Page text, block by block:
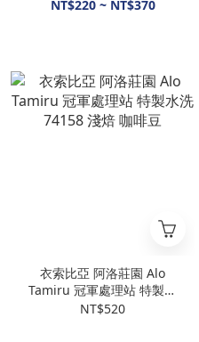
NT$220 ~ NT$370
衣索比亞 阿洛莊園 Alo
Tamiru 冠軍處理站 特製水
洗 74158 淺焙 咖啡豆
NT$520